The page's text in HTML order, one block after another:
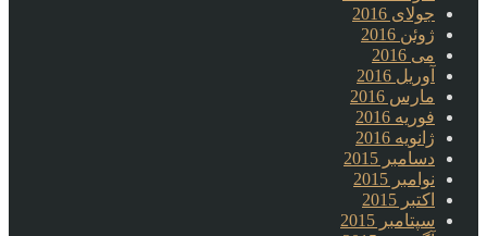
جولای 2016
ژوئن 2016
می 2016
آوریل 2016
مارس 2016
فوریه 2016
ژانویه 2016
دسامبر 2015
نوامبر 2015
اکتبر 2015
سپتامبر 2015